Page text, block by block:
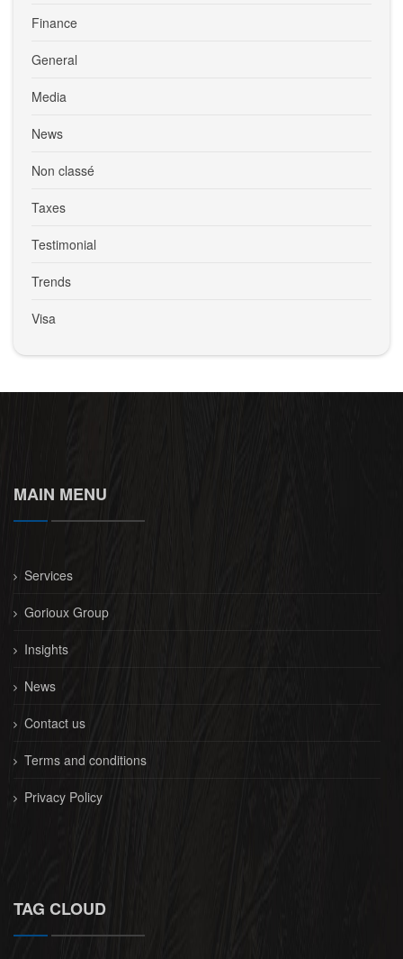
Finance
General
Media
News
Non classé
Taxes
Testimonial
Trends
Visa
MAIN MENU
Services
Gorioux Group
Insights
News
Contact us
Terms and conditions
Privacy Policy
TAG CLOUD